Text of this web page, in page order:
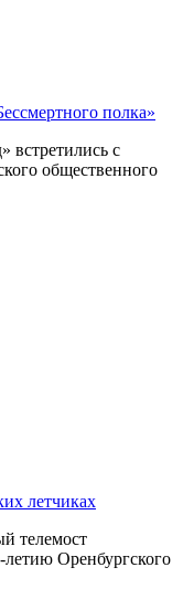
полка»
встретились с
общественного
летчиках
телемост
Оренбургского